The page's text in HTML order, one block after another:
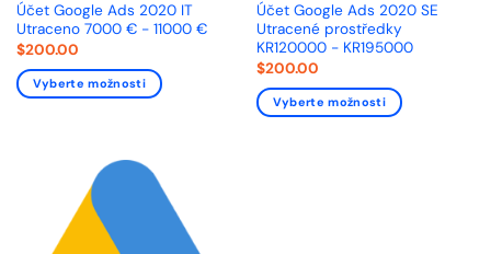
Účet Google Ads 2020 IT
Utraceno 7000 € - 11000 €
$200.00
Vyberte možnosti
Účet Google Ads 2020 SE
Utracené prostředky
KR120000 - KR195000
$200.00
Vyberte možnosti